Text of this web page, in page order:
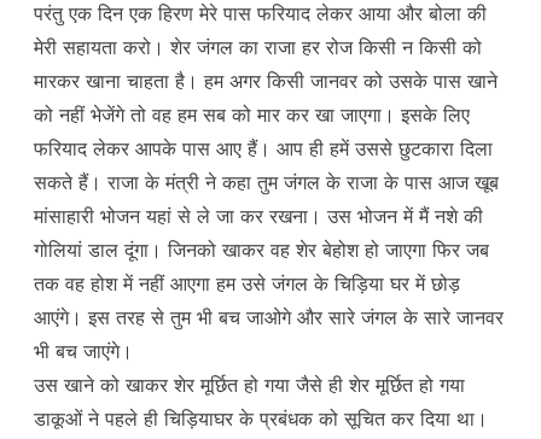
परंतु एक दिन एक हिरण मेरे पास फरियाद लेकर आया और बोला की
मेरी सहायता करो। शेर जंगल का राजा हर रोज किसी न किसी को
मारकर खाना चाहता है। हम अगर किसी जानवर को उसके पास खाने
को नहीं भेजेंगे तो वह हम सब को मार कर खा जाएगा। इसके लिए
फरियाद लेकर आपके पास आए हैं। आप ही हमें उससे छुटकारा दिला
सकते हैं। राजा के मंत्री ने कहा तुम जंगल के राजा के पास आज खूब
मांसाहारी भोजन यहां से ले जा कर रखना। उस भोजन में मैं नशे की
गोलियां डाल दूंगा। जिनको खाकर वह शेर बेहोश हो जाएगा फिर जब
तक वह होश में नहीं आएगा हम उसे जंगल के चिड़िया घर में छोड़
आएंगे। इस तरह से तुम भी बच जाओगे और सारे जंगल के सारे जानवर
भी बच जाएंगे।
उस खाने को खाकर शेर मूर्छित हो गया जैसे ही शेर मूर्छित हो गया
डाकूओं ने पहले ही चिड़ियाघर के प्रबंधक को सूचित कर दिया था।